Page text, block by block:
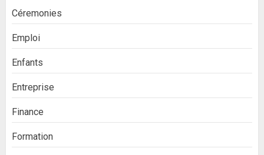
Céremonies
Emploi
Enfants
Entreprise
Finance
Formation